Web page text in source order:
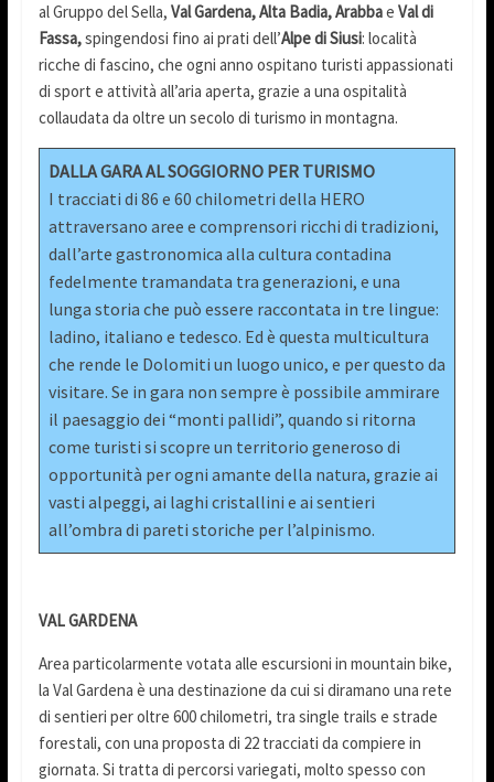
al Gruppo del Sella, Val Gardena, Alta Badia, Arabbae Val di
Fassa,spingendosi fino ai prati dell’Alpe di Siusi: località
ricche di fascino, che ogni anno ospitano turisti appassionati
di sport e attività all’aria aperta, grazie a una ospitalità
collaudata da oltre un secolo di turismo in montagna.
DALLA GARA AL SOGGIORNO PER TURISMO
I tracciati di 86 e 60 chilometri della HERO
attraversano aree e comprensori ricchi di tradizioni,
dall’arte gastronomica alla cultura contadina
fedelmente tramandata tra generazioni, e una
lunga storia che può essere raccontata in tre lingue:
ladino, italiano e tedesco. Ed è questa multicultura
che rende le Dolomiti un luogo unico, e per questo da
visitare. Se in gara non sempre è possibile ammirare
il paesaggio dei “monti pallidi”, quando si ritorna
come turisti si scopre un territorio generoso di
opportunità per ogni amante della natura, grazie ai
vasti alpeggi, ai laghi cristallini e ai sentieri
all’ombra di pareti storiche per l’alpinismo.
VAL GARDENA
Area particolarmente votata alle escursioni in mountain bike,
la Val Gardena è una destinazione da cui si diramano una rete
di sentieri per oltre 600 chilometri, tra single trails e strade
forestali, con una proposta di 22 tracciati da compiere in
giornata. Si tratta di percorsi variegati, molto spesso con